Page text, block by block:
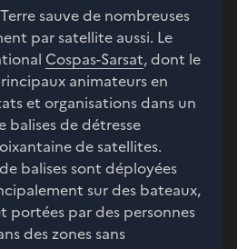
sauve de nombreuses
par satellite aussi. Le
Cospas-Sarsat, dont le
animateurs en
et organisations dans un
balises de détresse
de satellites.
balises sont déployées
sur des bateaux,
portées par des personnes
des zones sans